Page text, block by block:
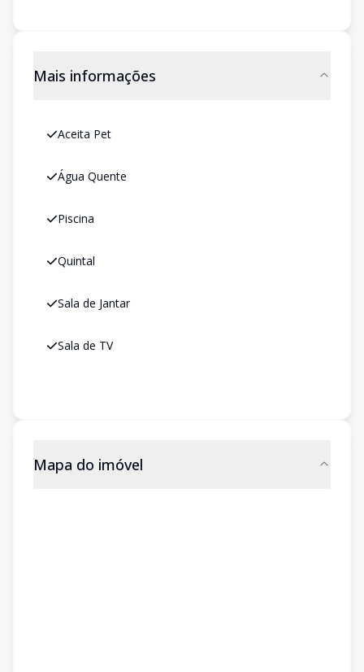
Mais informações
Aceita Pet
Água Quente
Piscina
Quintal
Sala de Jantar
Sala de TV
Mapa do imóvel